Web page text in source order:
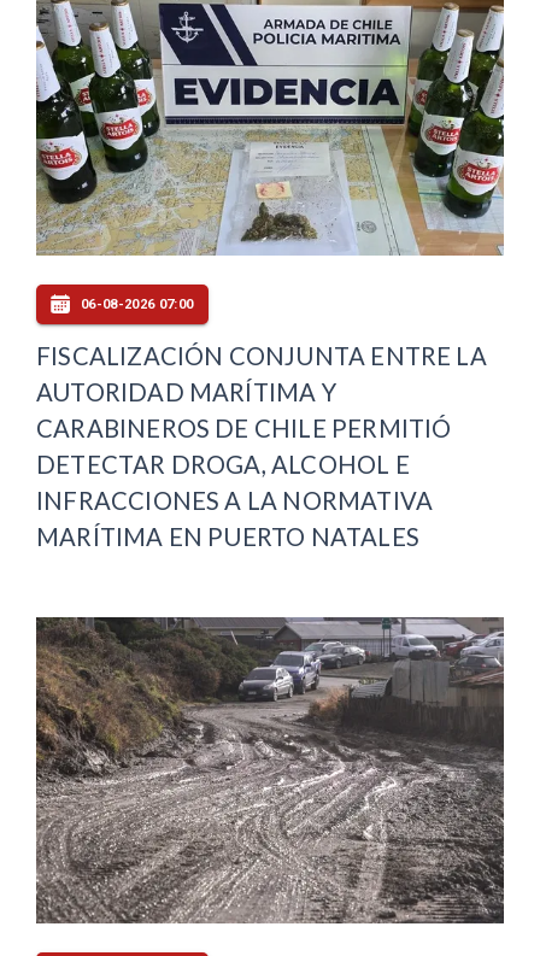
06-08-2026 07:00
FISCALIZACIÓN CONJUNTA ENTRE LA
AUTORIDAD MARÍTIMA Y
CARABINEROS DE CHILE PERMITIÓ
DETECTAR DROGA, ALCOHOL E
INFRACCIONES A LA NORMATIVA
MARÍTIMA EN PUERTO NATALES